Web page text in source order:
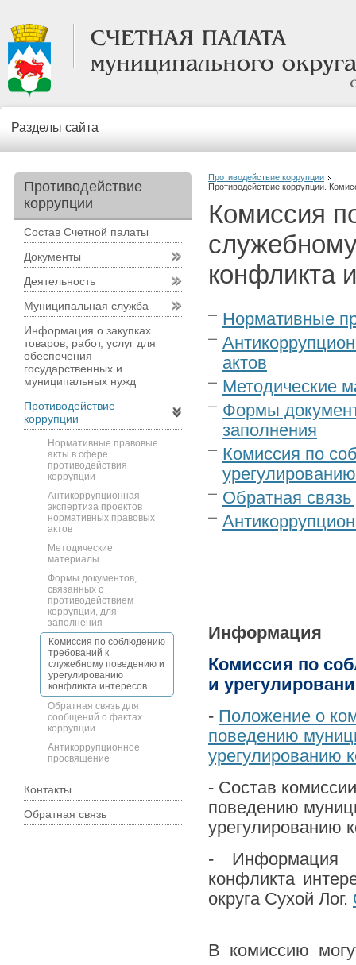
Разделы сайта
Противодействие коррупции
Противодействие коррупции.
Комиссия
конфликта
Нормативные
актов
Методические
Формы
заполнения
Комиссия по
Обратная
Информация
Комиссия по
и
- Положение о
поведению
урегулированию
- Состав
поведению
урегулированию
- Информация
конфликта
округа Сухой Лог.
В комиссию
Противодействие
коррупции
Состав Счетной палаты
Документы
Деятельность
Муниципальная служба
Информация о закупках
товаров, работ, услуг для
обеспечения
государственных и
муниципальных нужд
Противодействие
коррупции
Нормативные правовые
акты в сфере
противодействия
коррупции
Антикоррупционная
экспертиза проектов
нормативных правовых
актов
Методические
материалы
Формы документов,
связанных с
противодействием
коррупции, для
заполнения
Комиссия по соблюдению
требований к
служебному поведению и
урегулированию
конфликта интересов
Обратная связь для
сообщений о фактах
коррупции
Антикоррупционное
просвящение
Контакты
Обратная связь